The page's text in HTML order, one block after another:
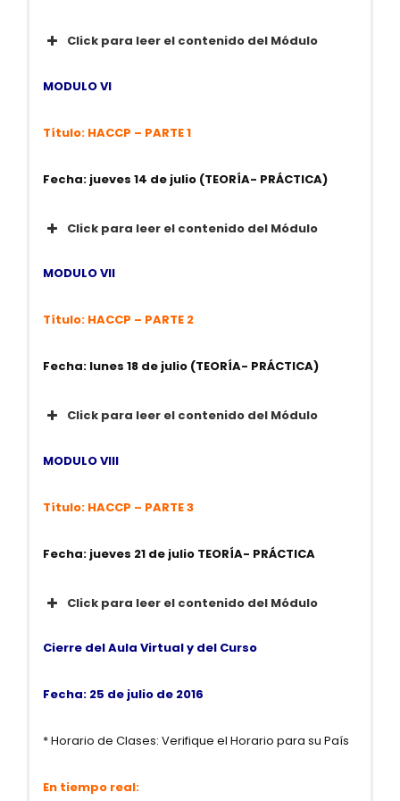
restricciones
Click para leer el contenido del Módulo
MODULO VI
Título: HACCP – PARTE 1
Fecha: jueves 14 de julio (TEORÍA- PRÁCTICA)
Click para leer el contenido del Módulo
MODULO VII
Título: HACCP – PARTE 2
Fecha: lunes 18 de julio (TEORÍA- PRÁCTICA)
Click para leer el contenido del Módulo
MODULO VIII
Título: HACCP – PARTE 3
Fecha: jueves 21 de julio TEORÍA- PRÁCTICA
Click para leer el contenido del Módulo
Cierre del Aula Virtual y del Curso
Fecha: 25 de julio de 2016
* Horario de Clases: Verifique el Horario para su País
En tiempo real: